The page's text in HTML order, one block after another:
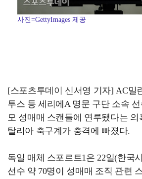
사진=GettyImages 제공
[스포츠투데이 신서영 기자] AC밀
투스 등 세리에A 명문 구단 소속
모 성매매 스캔들에 연루됐다는 의
탈리아 축구계가 충격에 빠졌다.
독일 매체 스포르트1은 22일(한국
선수 약 70명이 성매매 조직 관련